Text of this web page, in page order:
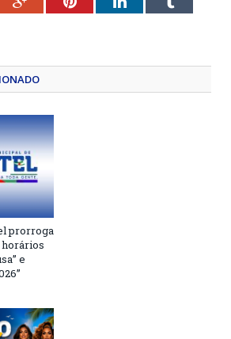
prorroga
e